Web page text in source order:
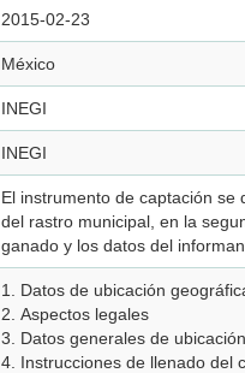
2015-02-23
México
INEGI
INEGI
El instrumento de captación
del rastro municipal, en la
ganado y los datos del
1. Datos de ubicación
2. Aspectos legales
3. Datos generales de
4. Instrucciones de llenado del